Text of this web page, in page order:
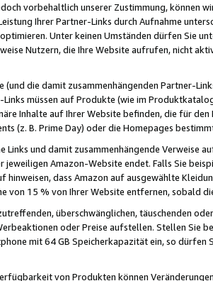
vorbehaltlich unserer Zustimmung, können
Ihrer Partner-Links durch Aufnahme
Unter keinen Umständen dürfen Sie
Nutzern, die Ihre Website aufrufen, nicht
(und die damit zusammenhängenden Partner-
müssen auf Produkte (wie im
Inhalte auf Ihrer Website befinden, die für
(z. B. Prime Day) oder die Homepages
Links und damit zusammenhängende
jeweiligen Amazon-Website endet. Falls Sie
hinweisen, dass Amazon auf ausgewählte
von 15 % von Ihrer Website entfernen, sobald
überschwänglichen, täuschenden
oder Preise aufstellen. Stellen Sie
mit 64 GB Speicherkapazität ein, so dürfen
von Produkten können